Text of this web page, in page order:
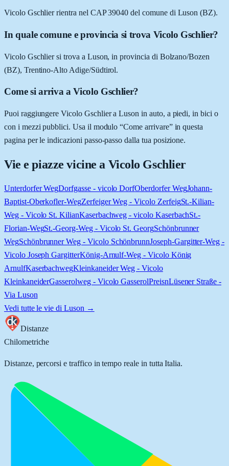
Vicolo Gschlier rientra nel CAP 39040 del comune di Luson (BZ).
In quale comune e provincia si trova Vicolo Gschlier?
Vicolo Gschlier si trova a Luson, in provincia di Bolzano/Bozen
(BZ), Trentino-Alto Adige/Südtirol.
Come si arriva a Vicolo Gschlier?
Puoi raggiungere Vicolo Gschlier a Luson in auto, a piedi, in bici o
con i mezzi pubblici. Usa il modulo “Come arrivare” in questa
pagina per le indicazioni passo-passo dalla tua posizione.
Vie e piazze vicine a Vicolo Gschlier
Unterdorfer WegDorfgasse - vicolo DorfOberdorfer WegJohann-
Baptist-Oberkofler-WegZerfeiger Weg - Vicolo ZerfeigSt.-Kilian-
Weg - Vicolo St. KilianKaserbachweg - vicolo KaserbachSt.-
Florian-WegSt.-Georg-Weg - Vicolo St. GeorgSchönbrunner
WegSchönbrunner Weg - Vicolo SchönbrunnJoseph-Gargitter-Weg -
Vicolo Joseph GargitterKönig-Arnulf-Weg - Vicolo König
ArnulfKaserbachwegKleinkaneider Weg - Vicolo
KleinkaneiderGasserolweg - Vicolo GasserolPreisnLüsener Straße -
Via Luson
Vedi tutte le vie di Luson →
Distanze
Chilometriche
Distanze, percorsi e traffico in tempo reale in tutta Italia.